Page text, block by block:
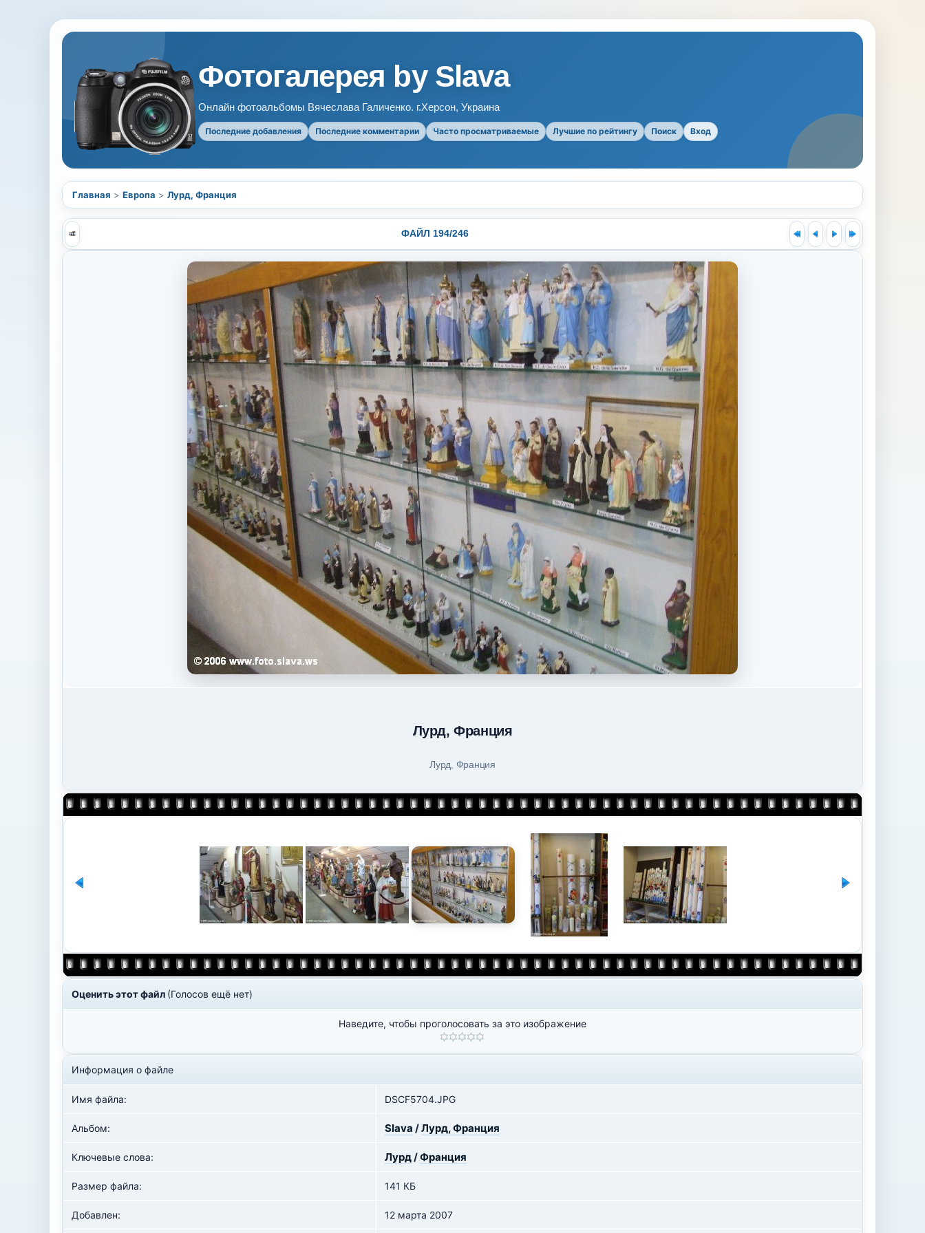
Фотогалерея by Slava
Онлайн фотоальбомы Вячеслава Галиченко. г.Херсон, Украина
Последние добавления Последние комментарии Часто просматриваемые Лучшие по рейтингу Поиск Вход
Главная > Европа > Лурд, Франция
ФАЙЛ 194/246
Лурд, Франция
Лурд, Франция
Оценить этот файл (Голосов ещё нет)
Наведите, чтобы проголосовать за это изображение
Информация о файле
Имя файла: DSCF5704.JPG
Альбом: Slava /Лурд, Франция
Ключевые слова: Лурд/Франция
Размер файла: 141 КБ
Добавлен: 12 марта 2007